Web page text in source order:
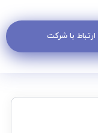
ارتباط با شرکت